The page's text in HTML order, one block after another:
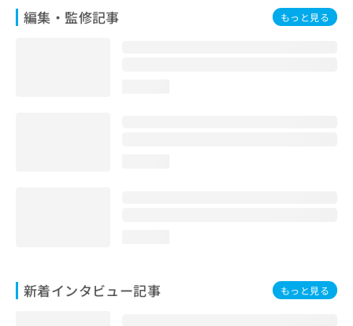
編集・監修記事 もっと見る
新着インタビュー記事 もっと見る